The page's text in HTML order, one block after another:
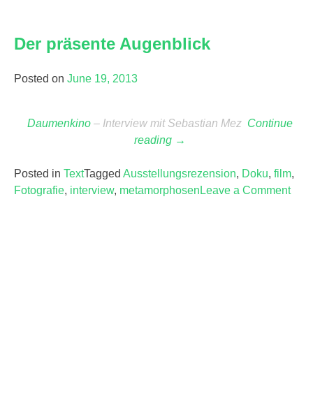
Der präsente Augenblick
Posted on June 19, 2013
Daumenkino – Interview mit Sebastian Mez Continue
reading “Der
Augenblick”
→
Posted in TextTagged Ausstellungsrezension, Doku, film,
Fotografie, interview, metamorphosen Leave a Commenton